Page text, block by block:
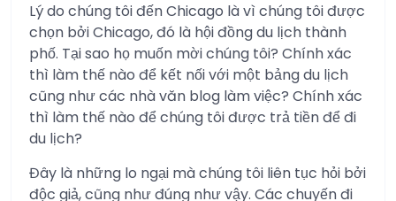
Lý do chúng tôi đến Chicago là vì chúng tôi được
chọn bởi Chicago, đó là hội đồng du lịch thành
phố. Tại sao họ muốn mời chúng tôi? Chính xác
thì làm thế nào để kết nối với một bảng du lịch
cũng như các nhà văn blog làm việc? Chính xác
thì làm thế nào để chúng tôi được trả tiền để đi
du lịch?
Đây là những lo ngại mà chúng tôi liên tục hỏi bởi
độc giả, cũng như đúng như vậy. Các chuyến đi